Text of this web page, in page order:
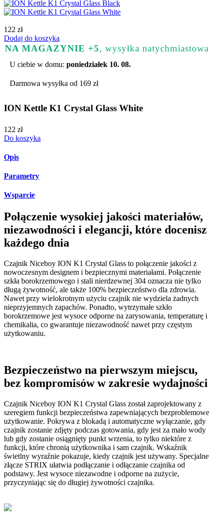
122 zł
Dodaj do koszyka
NA MAGAZYNIE +5, wysyłka natychmiastowa
U ciebie w domu: poniedziałek 10. 08.
Darmowa wysyłka od 169 zł
ION Kettle K1 Crystal Glass White
122 zł
Do koszyka
Opis
Parametry
Wsparcie
Połączenie wysokiej jakości materiałów,
niezawodności i elegancji, które docenisz
każdego dnia
Czajnik Niceboy ION K1 Crystal Glass to połączenie jakości z
nowoczesnym designem i bezpiecznymi materiałami. Połączenie
szkła borokrzemowego i stali nierdzewnej 304 oznacza nie tylko
długą żywotność, ale także 100% bezpieczeństwo dla zdrowia.
Nawet przy wielokrotnym użyciu czajnik nie wydziela żadnych
nieprzyjemnych zapachów. Ponadto, wytrzymałe szkło
borokrzemowe jest wysoce odporne na zarysowania, temperaturę i
chemikalia, co gwarantuje niezawodność nawet przy częstym
użytkowaniu.
Bezpieczeństwo na pierwszym miejscu,
bez kompromisów w zakresie wydajności
Czajnik Niceboy ION K1 Crystal Glass został zaprojektowany z
szeregiem funkcji bezpieczeństwa zapewniających bezproblemowe
użytkowanie. Pokrywa z blokadą i automatyczne wyłączanie, gdy
czajnik zostanie zdjęty podczas gotowania, gdy jest za mało wody
lub gdy zostanie osiągnięty punkt wrzenia, to tylko niektóre z
funkcji, które chronią użytkownika i sam czajnik. Wskaźnik
świetlny wyraźnie pokazuje, kiedy czajnik jest używany. Specjalne
złącze STRIX ułatwia podłączanie i odłączanie czajnika od
podstawy. Jest wysoce niezawodne i odporne na zużycie,
przyczyniając się do długiej żywotności czajnika.